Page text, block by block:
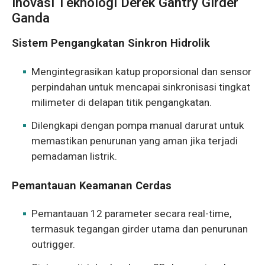
Ganda
Sistem Pengangkatan Sinkron Hidrolik
Mengintegrasikan katup proporsional dan sensor
perpindahan untuk mencapai sinkronisasi tingkat
milimeter di delapan titik pengangkatan.
Dilengkapi dengan pompa manual darurat untuk
memastikan penurunan yang aman jika terjadi
pemadaman listrik.
Pemantauan Keamanan Cerdas
Pemantauan 12 parameter secara real-time,
termasuk tegangan girder utama dan penurunan
outrigger.